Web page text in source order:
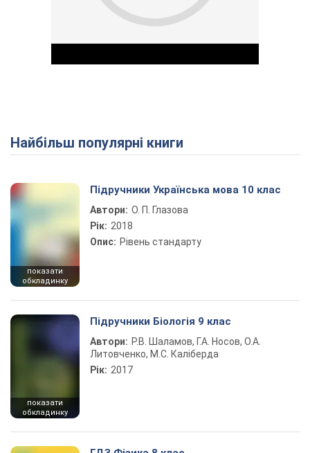
Play Video
Найбільш популярні книги
показати
обкладинку
Підручники Українська мова 10 клас
Автори: О. П. Глазова
Рік: 2018
Опис: Рівень стандарту
показати
обкладинку
Підручники Біологія 9 клас
Автори: Р.В. Шаламов, Г.А. Носов, О.А.
Литовченко, М.С. Каліберда
Рік: 2017